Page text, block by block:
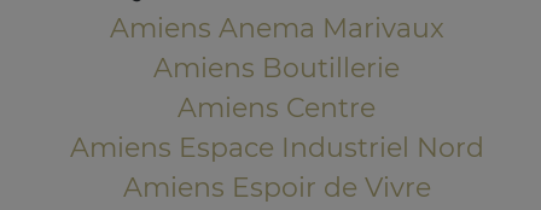
Amiens Anema Marivaux
Amiens Boutillerie
Amiens Centre
Amiens Espace Industriel Nord
Amiens Espoir de Vivre